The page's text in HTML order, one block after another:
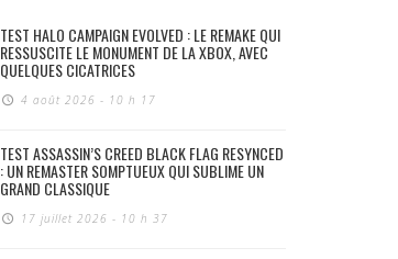
TEST HALO CAMPAIGN EVOLVED : LE REMAKE QUI
RESSUSCITE LE MONUMENT DE LA XBOX, AVEC
QUELQUES CICATRICES
4 août 2026 - 10 h 17
TEST ASSASSIN’S CREED BLACK FLAG RESYNCED
: UN REMASTER SOMPTUEUX QUI SUBLIME UN
GRAND CLASSIQUE
17 juillet 2026 - 10 h 37